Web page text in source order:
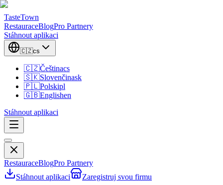
TasteTown
RestauraceBlogPro Partnery
Stáhnout aplikaci
🇨🇿cs
🇨🇿Češtinacs
🇸🇰Slovenčinask
🇵🇱Polskipl
🇬🇧Englishen
Stáhnout aplikaci
RestauraceBlogPro Partnery
Stáhnout aplikaci
Zaregistruj svou firmu